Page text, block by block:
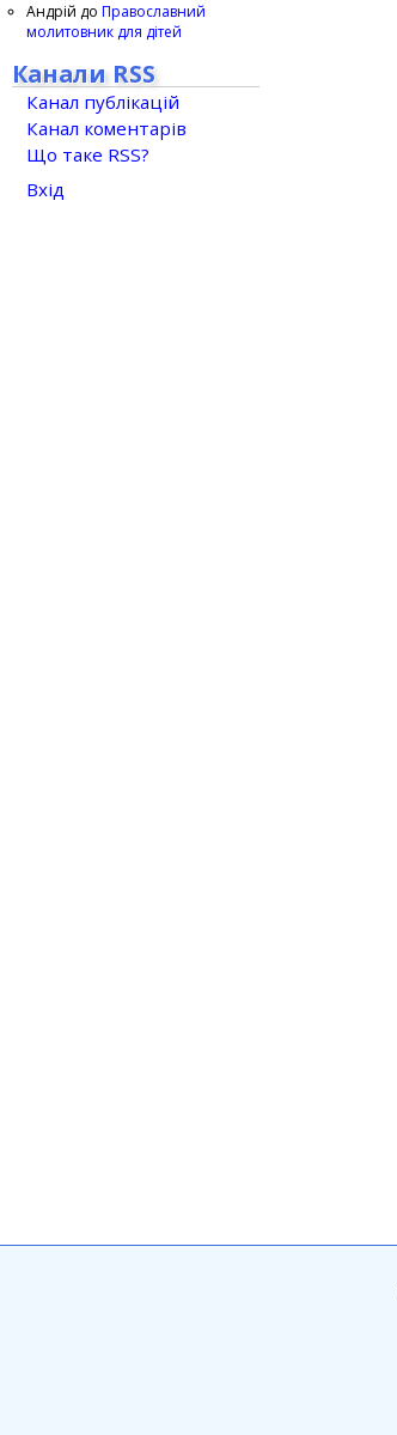
Андрій до Православний
молитовник для дітей
Канали RSS
Канал публікацій
Канал коментарів
Що таке RSS?
Вхід